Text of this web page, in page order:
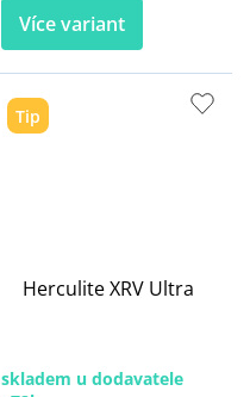
Více variant
Tip
Herculite XRV Ultra
skladem u dodavatele